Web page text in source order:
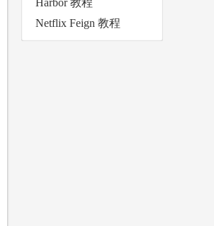
Harbor 教程
Netflix Feign 教程